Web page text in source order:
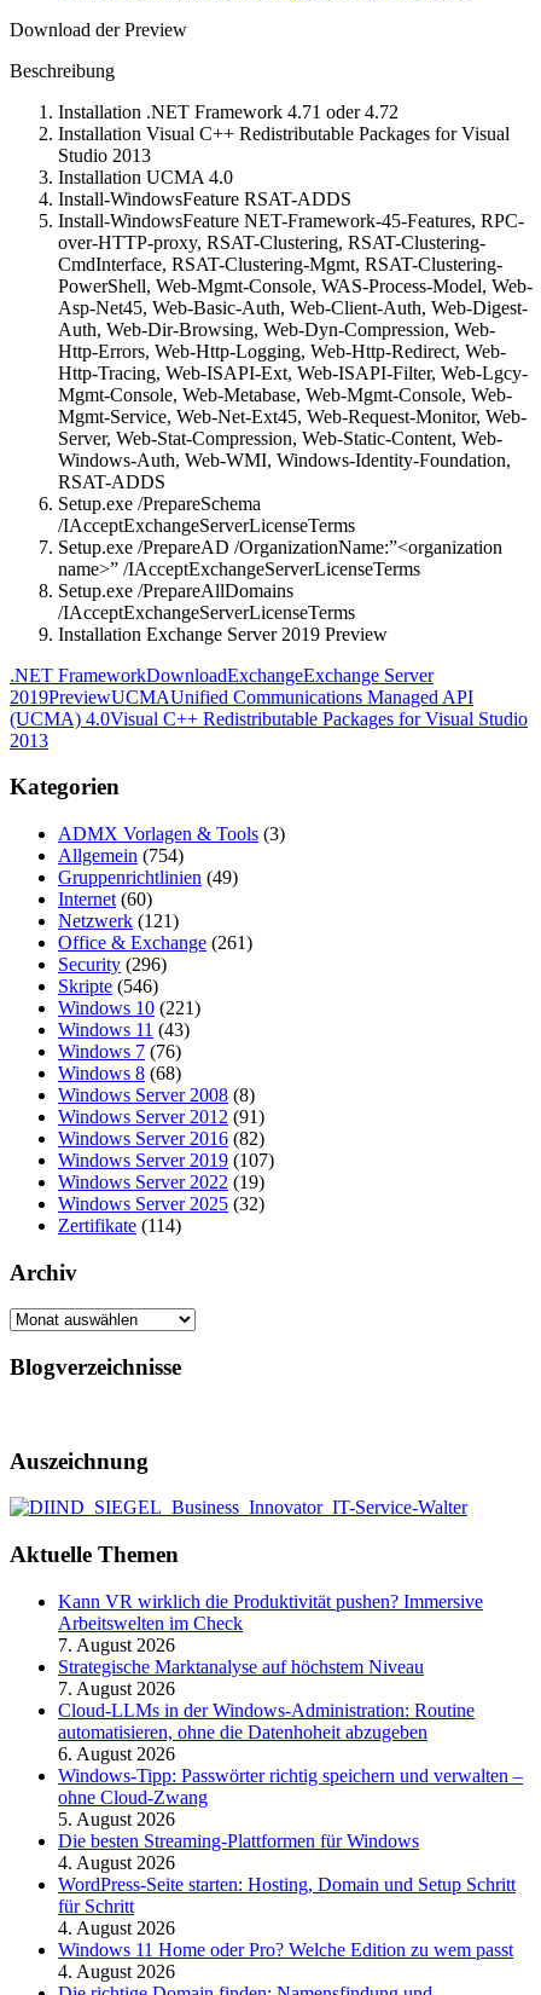
Download der Preview
Beschreibung
Installation .NET Framework 4.71 oder 4.72
Installation Visual C++ Redistributable Packages for Visual
Studio 2013
Installation UCMA 4.0
Install-WindowsFeature RSAT-ADDS
Install-WindowsFeature NET-Framework-45-Features, RPC-
over-HTTP-proxy, RSAT-Clustering, RSAT-Clustering-
CmdInterface, RSAT-Clustering-Mgmt, RSAT-Clustering-
PowerShell, Web-Mgmt-Console, WAS-Process-Model, Web-
Asp-Net45, Web-Basic-Auth, Web-Client-Auth, Web-Digest-
Auth, Web-Dir-Browsing, Web-Dyn-Compression, Web-
Http-Errors, Web-Http-Logging, Web-Http-Redirect, Web-
Http-Tracing, Web-ISAPI-Ext, Web-ISAPI-Filter, Web-Lgcy-
Mgmt-Console, Web-Metabase, Web-Mgmt-Console, Web-
Mgmt-Service, Web-Net-Ext45, Web-Request-Monitor, Web-
Server, Web-Stat-Compression, Web-Static-Content, Web-
Windows-Auth, Web-WMI, Windows-Identity-Foundation,
RSAT-ADDS
Setup.exe /PrepareSchema
/IAcceptExchangeServerLicenseTerms
Setup.exe /PrepareAD /OrganizationName:”<organization
name>” /IAcceptExchangeServerLicenseTerms
Setup.exe /PrepareAllDomains
/IAcceptExchangeServerLicenseTerms
Installation Exchange Server 2019 Preview
.NET FrameworkDownloadExchangeExchange Server
2019PreviewUCMAUnified Communications Managed API
(UCMA) 4.0Visual C++ Redistributable Packages for Visual Studio
2013
Kategorien
ADMX Vorlagen & Tools (3)
Allgemein (754)
Gruppenrichtlinien (49)
Internet (60)
Netzwerk (121)
Office & Exchange (261)
Security (296)
Skripte (546)
Windows 10 (221)
Windows 11 (43)
Windows 7 (76)
Windows 8 (68)
Windows Server 2008 (8)
Windows Server 2012 (91)
Windows Server 2016 (82)
Windows Server 2019 (107)
Windows Server 2022 (19)
Windows Server 2025 (32)
Zertifikate (114)
Archiv
Archiv
Blogverzeichnisse
Auszeichnung
Aktuelle Themen
Kann VR wirklich die Produktivität pushen? Immersive
Arbeitswelten im Check
7. August 2026
Strategische Marktanalyse auf höchstem Niveau
7. August 2026
Cloud-LLMs in der Windows-Administration: Routine
automatisieren, ohne die Datenhoheit abzugeben
6. August 2026
Windows-Tipp: Passwörter richtig speichern und verwalten –
ohne Cloud-Zwang
5. August 2026
Die besten Streaming-Plattformen für Windows
4. August 2026
WordPress-Seite starten: Hosting, Domain und Setup Schritt
für Schritt
4. August 2026
Windows 11 Home oder Pro? Welche Edition zu wem passt
4. August 2026